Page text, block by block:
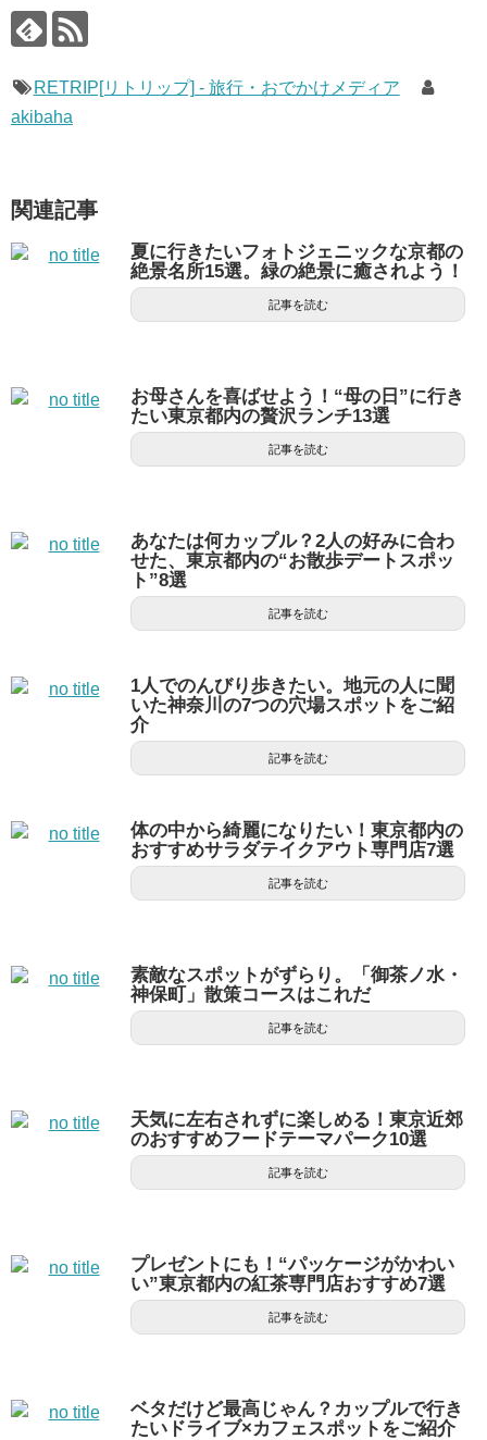
RETRIP[リトリップ] - 旅行・おでかけメディア
akibaha
関連記事
夏に行きたいフォトジェニックな京都の
絶景名所15選。緑の絶景に癒されよう！
記事を読む
お母さんを喜ばせよう！“母の日”に行き
たい東京都内の贅沢ランチ13選
記事を読む
あなたは何カップル？2人の好みに合わ
せた、東京都内の“お散歩デートスポッ
ト”8選
記事を読む
1人でのんびり歩きたい。地元の人に聞
いた神奈川の7つの穴場スポットをご紹
介
記事を読む
体の中から綺麗になりたい！東京都内の
おすすめサラダテイクアウト専門店7選
記事を読む
素敵なスポットがずらり。「御茶ノ水・
神保町」散策コースはこれだ
記事を読む
天気に左右されずに楽しめる！東京近郊
のおすすめフードテーマパーク10選
記事を読む
プレゼントにも！“パッケージがかわい
い”東京都内の紅茶専門店おすすめ7選
記事を読む
ベタだけど最高じゃん？カップルで行き
たいドライブ×カフェスポットをご紹介